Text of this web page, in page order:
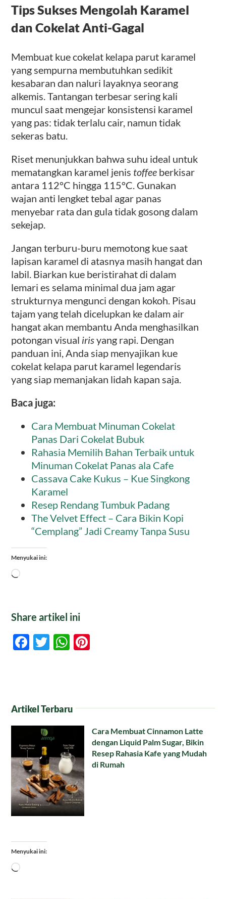
Tips Sukses Mengolah Karamel
dan Cokelat Anti-Gagal
Membuat kue cokelat kelapa parut karamel
yang sempurna membutuhkan sedikit
kesabaran dan naluri layaknya seorang
alkemis. Tantangan terbesar sering kali
muncul saat mengejar konsistensi karamel
yang pas: tidak terlalu cair, namun tidak
sekeras batu.
Riset menunjukkan bahwa suhu ideal untuk
mematangkan karamel jenis toffee berkisar
antara 112°C hingga 115°C. Gunakan
wajan anti lengket tebal agar panas
menyebar rata dan gula tidak gosong dalam
sekejap.
Jangan terburu-buru memotong kue saat
lapisan karamel di atasnya masih hangat dan
labil. Biarkan kue beristirahat di dalam
lemari es selama minimal dua jam agar
strukturnya mengunci dengan kokoh. Pisau
tajam yang telah dicelupkan ke dalam air
hangat akan membantu Anda menghasilkan
potongan visual irisyang rapi. Dengan
panduan ini, Anda siap menyajikan kue
cokelat kelapa parut karamel legendaris
yang siap memanjakan lidah kapan saja.
Baca juga:
Cara Membuat Minuman Cokelat
Panas Dari Cokelat Bubuk
Rahasia Memilih Bahan Terbaik untuk
Minuman Cokelat Panas ala Cafe
Cassava Cake Kukus – Kue Singkong
Karamel
Resep Rendang Tumbuk Padang
The Velvet Effect – Cara Bikin Kopi
“Cemplang” Jadi Creamy Tanpa Susu
Menyukai ini:
Memuat...
Share artikel ini
Facebook
TwitterWhatsApp
Artikel Terbaru
Cara Membuat Cinnamon Latte
dengan Liquid Palm Sugar, Bikin
Resep Rahasia Kafe yang Mudah
di Rumah
Menyukai ini:
Memuat...